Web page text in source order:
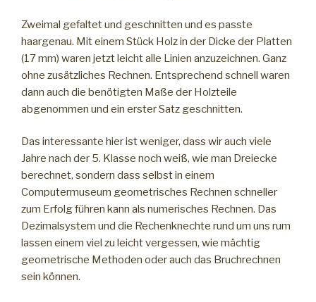
Zweimal gefaltet und geschnitten und es passte
haargenau. Mit einem Stück Holz in der Dicke der Platten
(17 mm) waren jetzt leicht alle Linien anzuzeichnen. Ganz
ohne zusätzliches Rechnen. Entsprechend schnell waren
dann auch die benötigten Maße der Holzteile
abgenommen und ein erster Satz geschnitten.
Das interessante hier ist weniger, dass wir auch viele
Jahre nach der 5. Klasse noch weiß, wie man Dreiecke
berechnet, sondern dass selbst in einem
Computermuseum geometrisches Rechnen schneller
zum Erfolg führen kann als numerisches Rechnen. Das
Dezimalsystem und die Rechenknechte rund um uns rum
lassen einem viel zu leicht vergessen, wie mächtig
geometrische Methoden oder auch das Bruchrechnen
sein können.